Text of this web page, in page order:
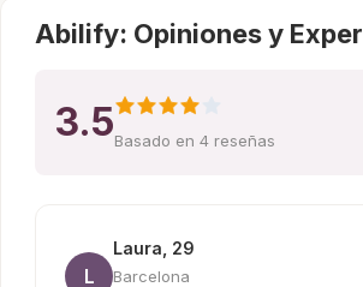
Abilify: Opiniones y
3.5Basado en 4 reseñas
L
Laura, 29
Barcelona